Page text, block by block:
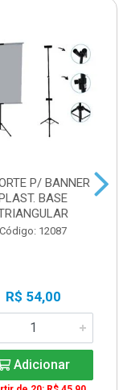
P/ BANNER
BASE
Código: 12087
R$ 54,00
Adicionar